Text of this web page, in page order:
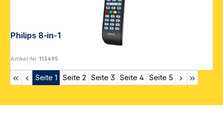
Philips 8-in-1 TV Ersatzfernbedienung
Artikel-Nr.:113495
Seite 1 Seite 2 Seite 3 Seite 4 Seite 5